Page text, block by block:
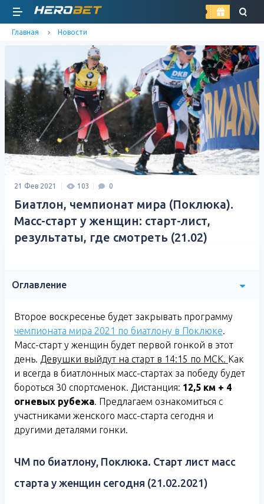
найти
Главная Новости
21 Фев 2021 103 0
Биатлон, чемпионат мира (Поклюка).
Масс-старт у женщин: старт-лист,
результаты, где смотреть (21.02)
Оглавление
Второе воскресенье будет закрывать программу
чемпионата мира 2021 по биатлону в Поклюке.
Масс-старт у женщин будет первой гонкой в этот
день. Девушки выйдут на старт в 14:15 по МСК. Как
и всегда в биатлонных масс-стартах за победу будет
бороться 30 спортсменок. Дистанция: 12,5 км + 4
огневых рубежа. Предлагаем ознакомиться с
участниками женского масс-старта сегодня и
другими деталями гонки.
ЧМ по биатлону, Поклюка. Старт лист масс
старта у женщин сегодня (21.02.2021)